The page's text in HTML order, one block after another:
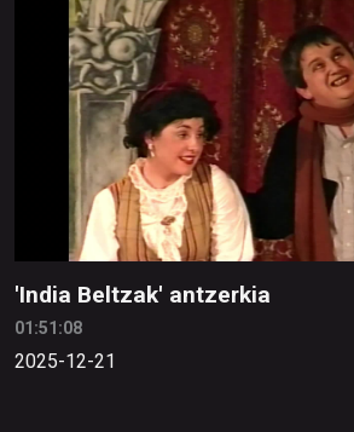
'India Beltzak' antzerkia
01:51:08
2025-12-21